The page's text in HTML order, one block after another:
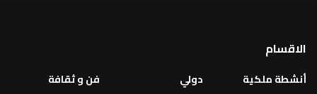
الاقسام
أنشطة ملكية
دولي
فن و ثقافة